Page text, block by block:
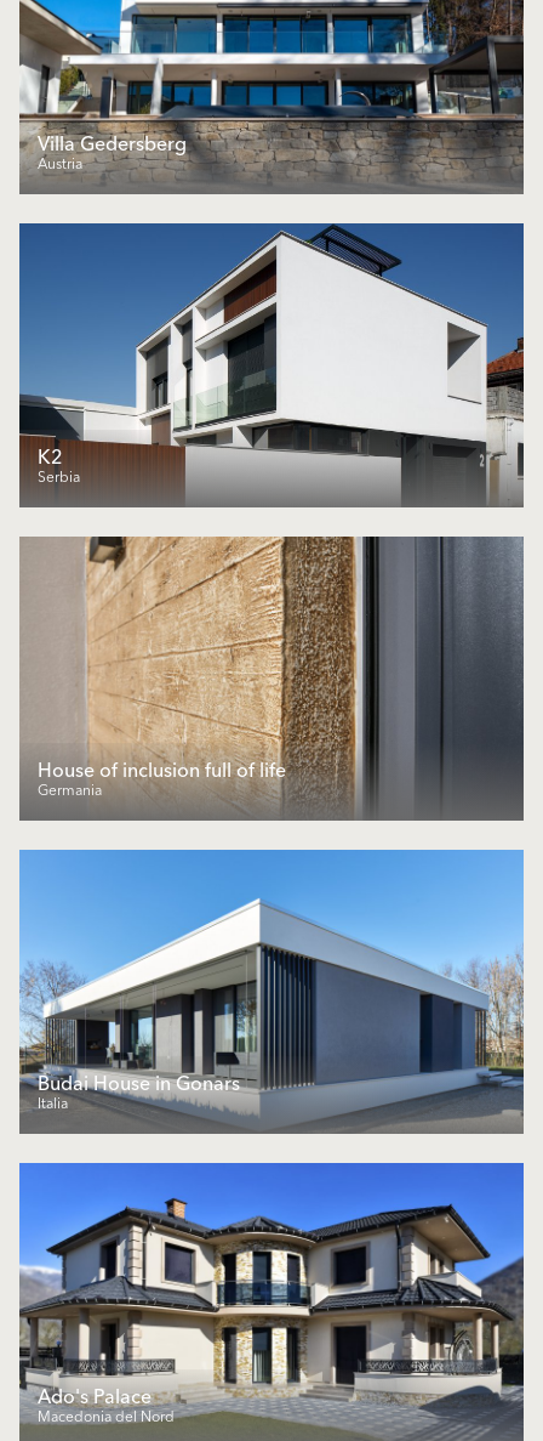
Villa Gedersberg
Austria
K2
Serbia
House of inclusion full of life
Germania
Budai House in Gonars
Italia
Ado's Palace
Macedonia del Nord